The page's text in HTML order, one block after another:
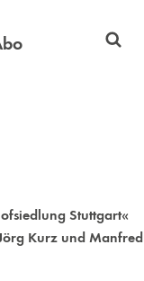
Stuttgart«
Kurz und Manfred